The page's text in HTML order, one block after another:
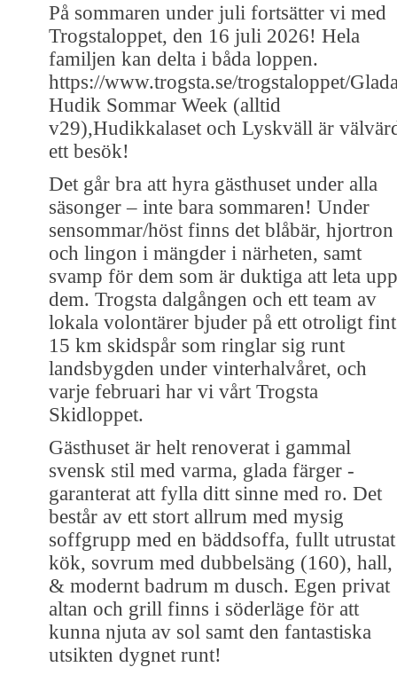
På sommaren under juli fortsätter vi med
Trogstaloppet, den 16 juli 2026! Hela
familjen kan delta i båda loppen.
https://www.trogsta.se/trogstaloppet/
Hudik Sommar Week (alltid
v29),Hudikkalaset och Lyskväll är
ett besök!
Det går bra att hyra gästhuset under alla
säsonger – inte bara sommaren! Under
sensommar/höst finns det blåbär, hjortron
och lingon i mängder i närheten, samt
svamp för dem som är duktiga att leta upp
dem. Trogsta dalgången och ett team av
lokala volontärer bjuder på ett otroligt fint
15 km skidspår som ringlar sig runt
landsbygden under vinterhalvåret, och
varje februari har vi vårt Trogsta
Skidloppet.
Gästhuset är helt renoverat i gammal
svensk stil med varma, glada färger -
garanterat att fylla ditt sinne med ro. Det
består av ett stort allrum med mysig
soffgrupp med en bäddsoffa, fullt utrustat
kök, sovrum med dubbelsäng (160), hall,
& modernt badrum m dusch. Egen privat
altan och grill finns i söderläge för att
kunna njuta av sol samt den fantastiska
utsikten dygnet runt!